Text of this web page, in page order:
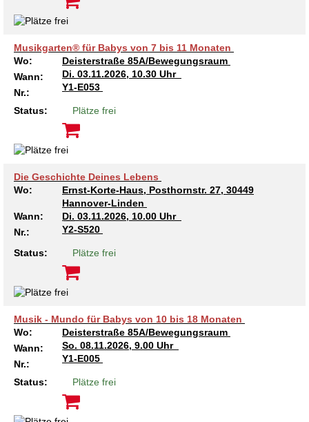
Musikgarten® für Babys von 7 bis 11 Monaten
Wo:
Deisterstraße 85A/Bewegungsraum
Wann:
Di. 03.11.2026, 10.30 Uhr
Nr.:
Y1-E053
Status: Plätze frei
Die Geschichte Deines Lebens
Wo:
Ernst-Korte-Haus, Posthornstr. 27, 30449
Hannover-Linden
Wann:
Di. 03.11.2026, 10.00 Uhr
Nr.:
Y2-S520
Status: Plätze frei
Musik - Mundo für Babys von 10 bis 18 Monaten
Wo:
Deisterstraße 85A/Bewegungsraum
Wann:
So. 08.11.2026, 9.00 Uhr
Nr.:
Y1-E005
Status: Plätze frei